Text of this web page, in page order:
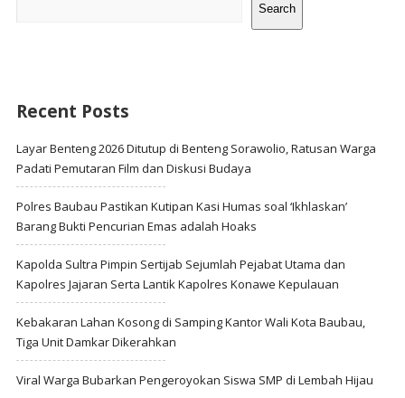
Search
Recent Posts
Layar Benteng 2026 Ditutup di Benteng Sorawolio, Ratusan Warga
Padati Pemutaran Film dan Diskusi Budaya
Polres Baubau Pastikan Kutipan Kasi Humas soal ‘Ikhlaskan’
Barang Bukti Pencurian Emas adalah Hoaks
Kapolda Sultra Pimpin Sertijab Sejumlah Pejabat Utama dan
Kapolres Jajaran Serta Lantik Kapolres Konawe Kepulauan
Kebakaran Lahan Kosong di Samping Kantor Wali Kota Baubau,
Tiga Unit Damkar Dikerahkan
Viral Warga Bubarkan Pengeroyokan Siswa SMP di Lembah Hijau